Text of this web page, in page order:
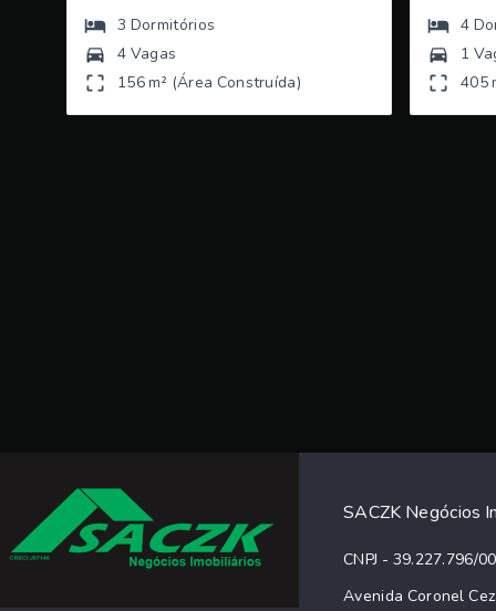
3 Dormitórios
4 Vagas
156 m² (Área Construída)
4
1
405
SACZK Negócios
CNPJ - 39.227.796/
Avenida Coronel